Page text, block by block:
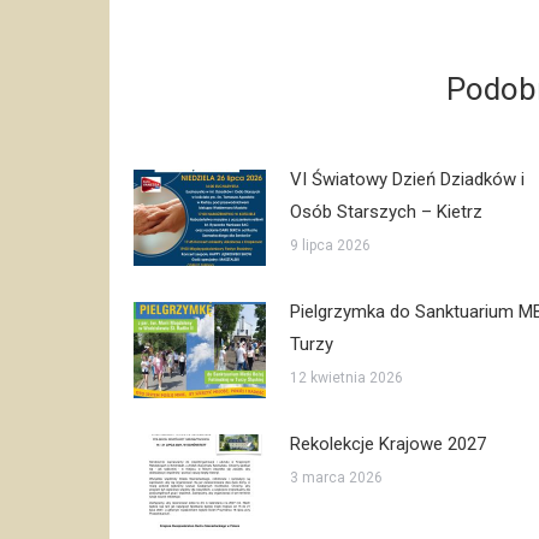
VI Światowy Dzień Dziadków i
Osób Starszych – Kietrz
9 lipca 2026
Pielgrzymka do Sanktuarium
Turzy
12 kwietnia 2026
Rekolekcje Krajowe 2027
3 marca 2026